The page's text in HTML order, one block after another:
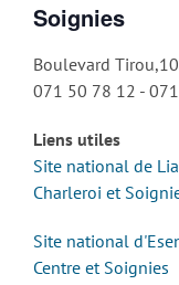
Soignies
Boulevard
071 50 78 12 -
Liens utiles
Site national de
Charleroi et
Site national
Centre et Soignies